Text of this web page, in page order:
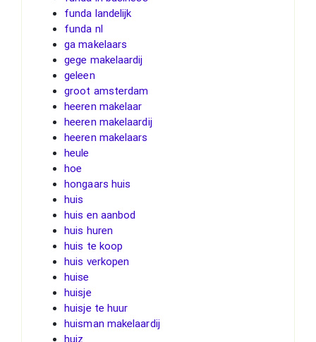
funda landelijk
funda nl
ga makelaars
gege makelaardij
geleen
groot amsterdam
heeren makelaar
heeren makelaardij
heeren makelaars
heule
hoe
hongaars huis
huis
huis en aanbod
huis huren
huis te koop
huis verkopen
huise
huisje
huisje te huur
huisman makelaardij
huiz